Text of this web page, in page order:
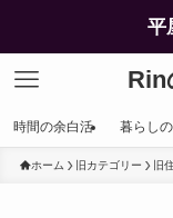
平
Rin
時間の余白活 暮らし
ホーム 旧カテゴリー 旧